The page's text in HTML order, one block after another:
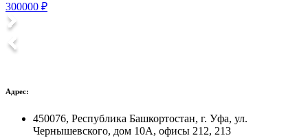
300000 ₽
Адрес:
450076, Республика Башкортостан, г. Уфа, ул.
Чернышевского, дом 10А, офисы 212, 213